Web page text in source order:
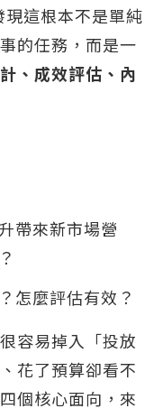
這根本不是單純
的任務，而是一
、成效評估、內
帶來新市場營
怎麼評估有效？
容易掉入「投放
花了預算卻看不
個核心面向，來